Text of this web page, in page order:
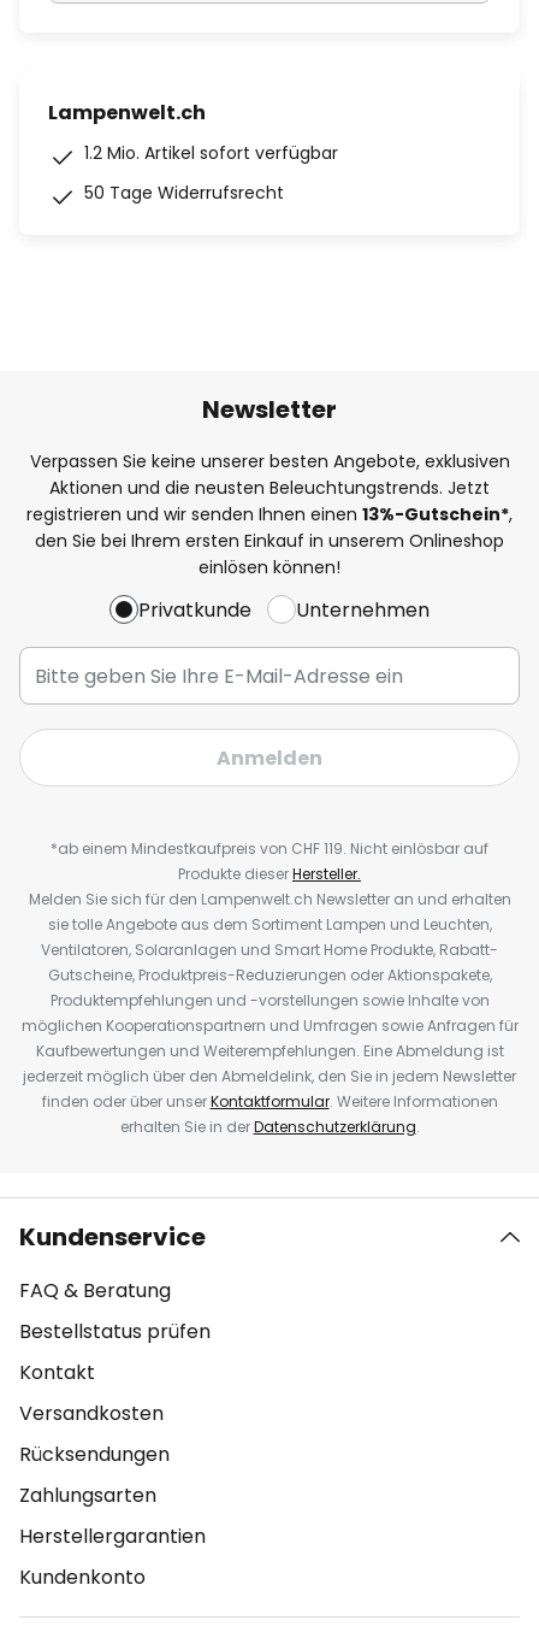
Lampenwelt.ch
1.2 Mio. Artikel sofort verfügbar
50 Tage Widerrufsrecht
Newsletter
Verpassen Sie keine unserer besten Angebote, exklusiven
Aktionen und die neusten Beleuchtungstrends. Jetzt
registrieren und wir senden Ihnen einen 13%-Gutschein*,
den Sie bei Ihrem ersten Einkauf in unserem Onlineshop
einlösen können!
Privatkunde Unternehmen
Anmelden
*ab einem Mindestkaufpreis von CHF 119. Nicht einlösbar auf
Produkte dieserHersteller.
Melden Sie sich für den Lampenwelt.ch Newsletter an und erhalten
sie tolle Angebote aus dem Sortiment Lampen und Leuchten,
Ventilatoren, Solaranlagen und Smart Home Produkte, Rabatt-
Gutscheine, Produktpreis-Reduzierungen oder Aktionspakete,
Produktempfehlungen und -vorstellungen sowie Inhalte von
möglichen Kooperationspartnern und Umfragen sowie Anfragen für
Kaufbewertungen und Weiterempfehlungen. Eine Abmeldung ist
jederzeit möglich über den Abmeldelink, den Sie in jedem Newsletter
finden oder über unserKontaktformular. Weitere Informationen
erhalten Sie in derDatenschutzerklärung.
Kundenservice
FAQ & Beratung
Bestellstatus prüfen
Kontakt
Versandkosten
Rücksendungen
Zahlungsarten
Herstellergarantien
Kundenkonto